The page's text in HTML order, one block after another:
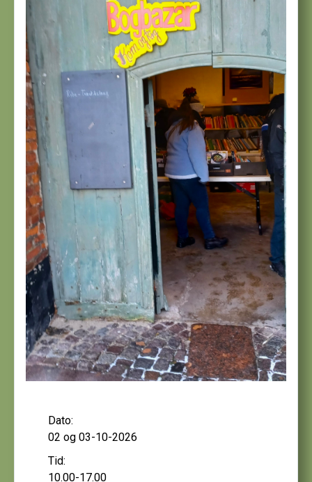
Dato:
02 og 03-10-2026
Tid:
10.00-17.00